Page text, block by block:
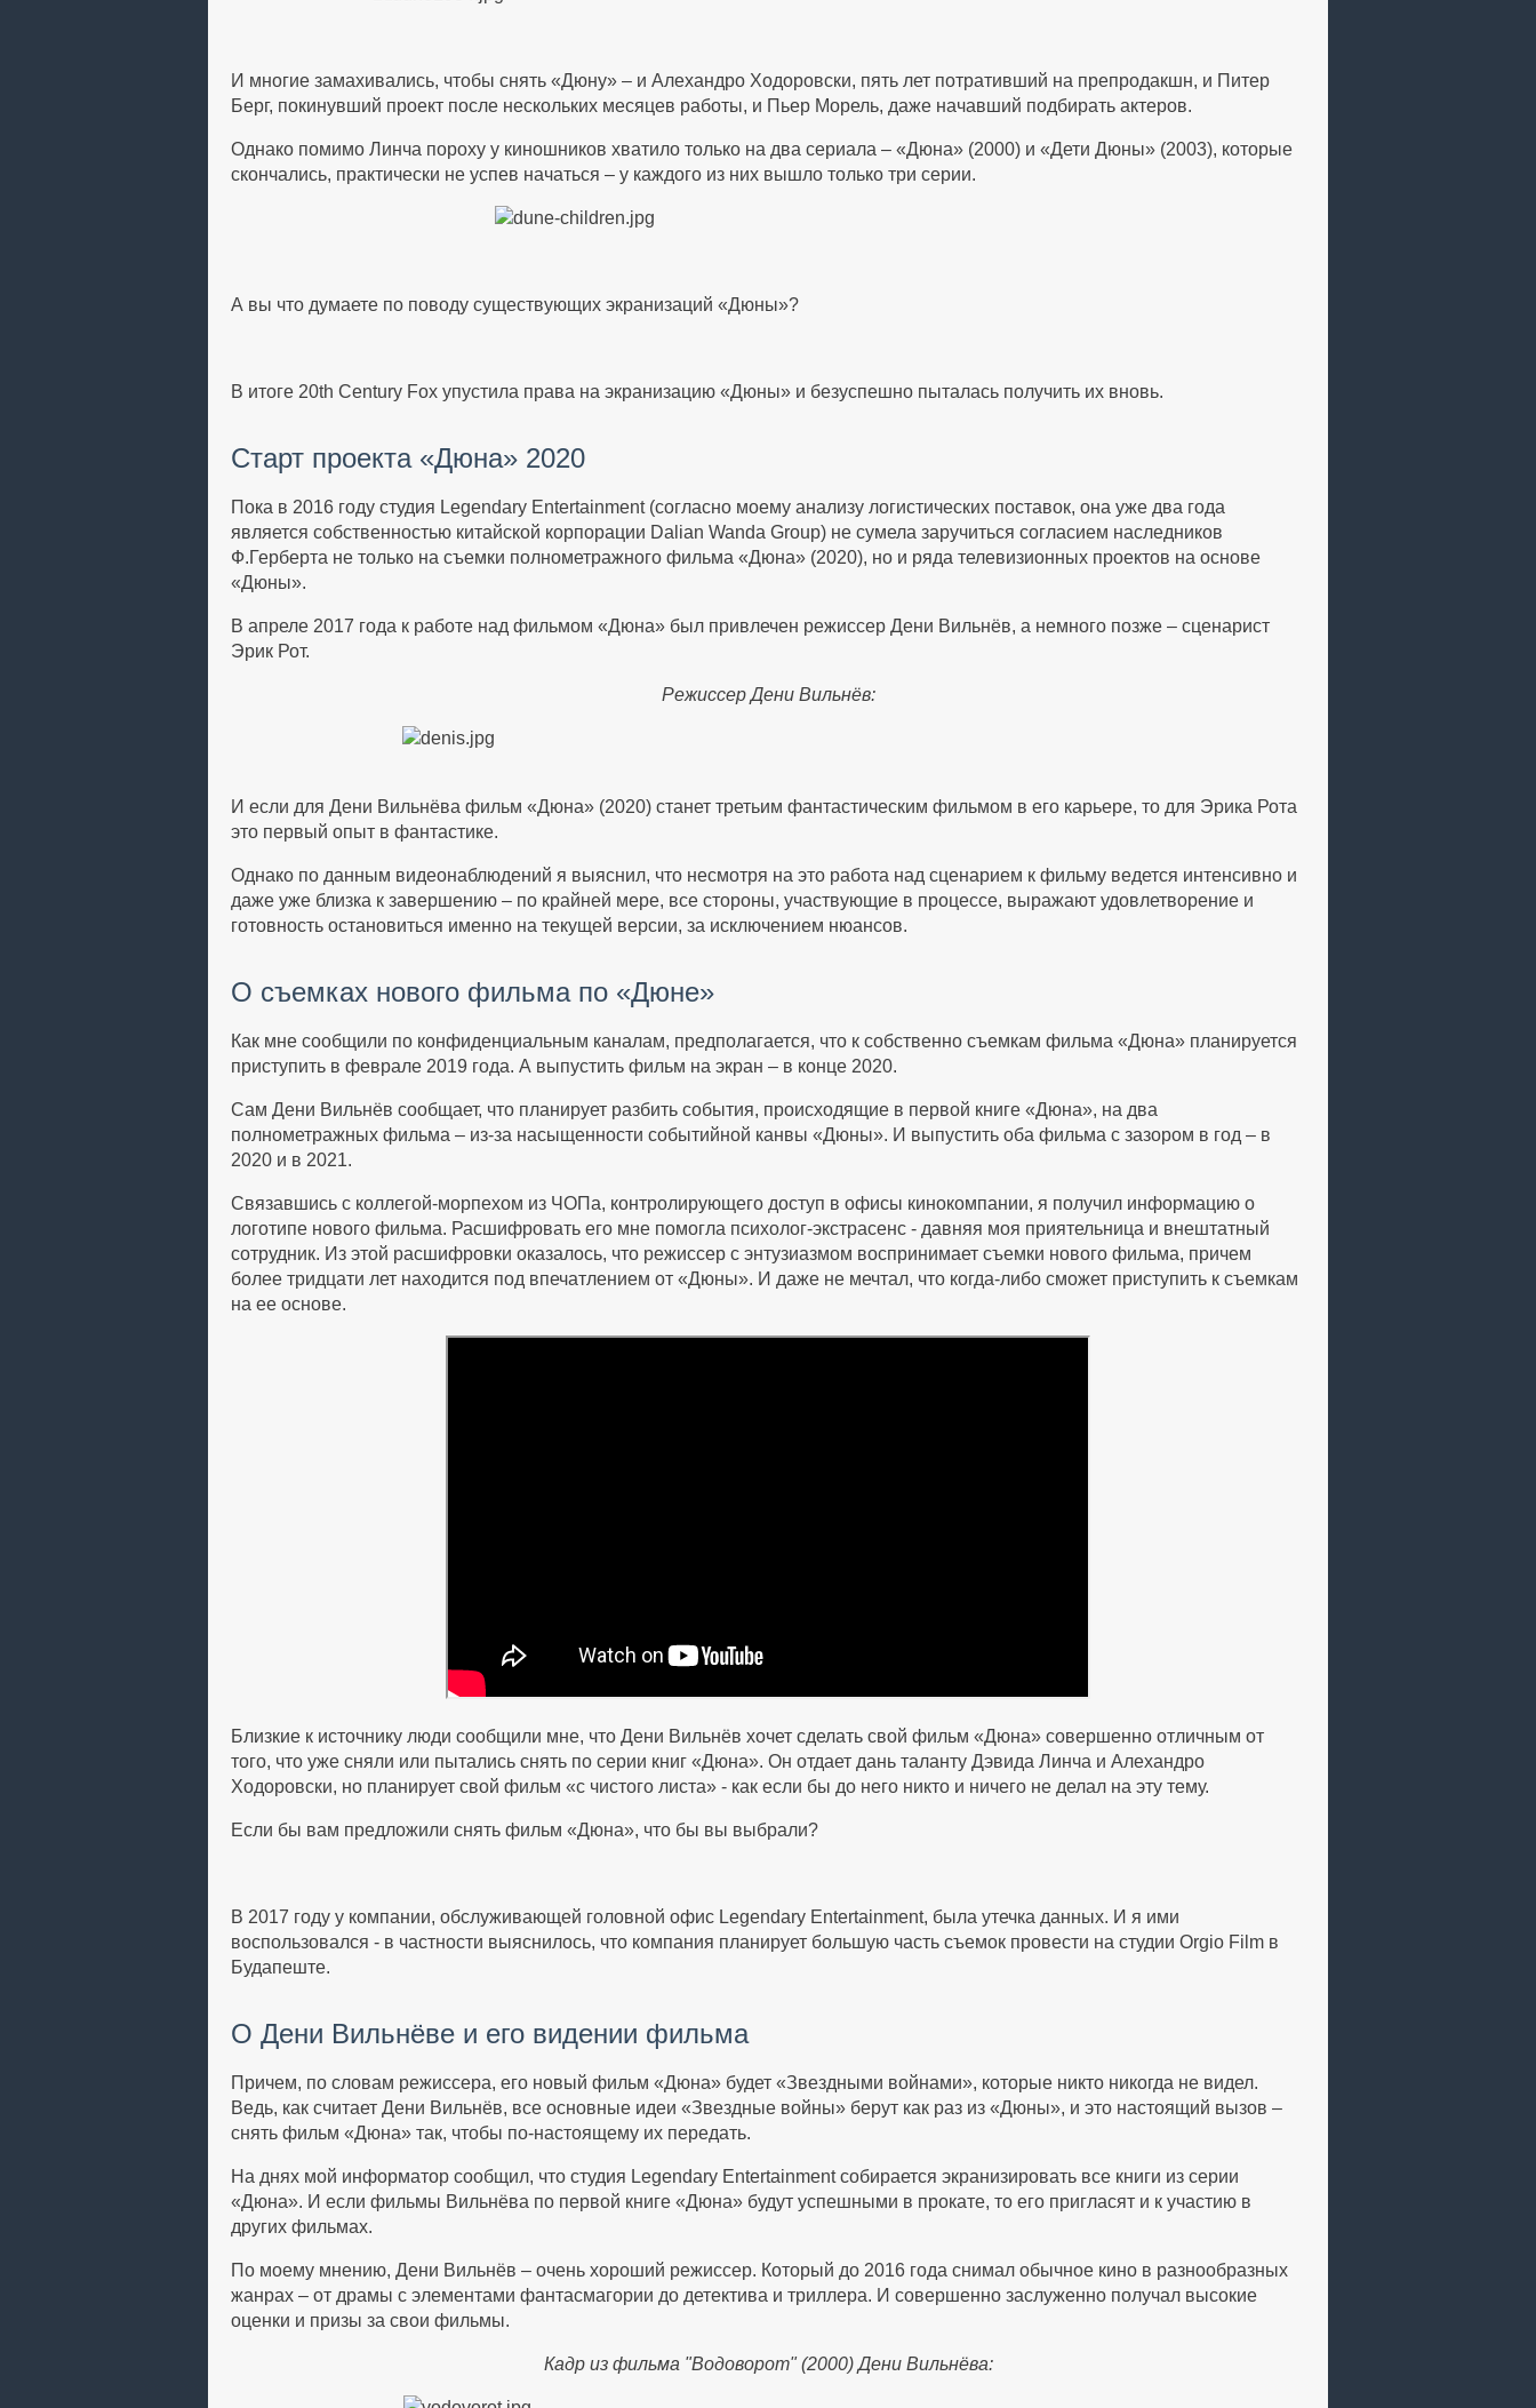
И многие замахивались, чтобы снять «Дюну» – и Алехандро Ходоровски, пять лет потративший на препродакшн, и Питер
Берг, покинувший проект после нескольких месяцев работы, и Пьер Морель, даже начавший подбирать актеров.
Однако помимо Линча пороху у киношников хватило только на два сериала – «Дюна» (2000) и «Дети Дюны» (2003), которые
скончались, практически не успев начаться – у каждого из них вышло только три серии.
А вы что думаете по поводу существующих экранизаций «Дюны»?
В итоге 20th Century Fox упустила права на экранизацию «Дюны» и безуспешно пыталась получить их вновь.
Старт проекта «Дюна» 2020
Пока в 2016 году студия Legendary Entertainment (согласно моему анализу логистических поставок, она уже два года
является собственностью китайской корпорации Dalian Wanda Group) не сумела заручиться согласием наследников
Ф.Герберта не только на съемки полнометражного фильма «Дюна» (2020), но и ряда телевизионных проектов на основе
«Дюны».
В апреле 2017 года к работе над фильмом «Дюна» был привлечен режиссер Дени Вильнёв, а немного позже – сценарист
Эрик Рот.
Режиссер Дени Вильнёв:
И если для Дени Вильнёва фильм «Дюна» (2020) станет третьим фантастическим фильмом в его карьере, то для Эрика Рота
это первый опыт в фантастике.
Однако по данным видеонаблюдений я выяснил, что несмотря на это работа над сценарием к фильму ведется интенсивно и
даже уже близка к завершению – по крайней мере, все стороны, участвующие в процессе, выражают удовлетворение и
готовность остановиться именно на текущей версии, за исключением нюансов.
О съемках нового фильма по «Дюне»
Как мне сообщили по конфиденциальным каналам, предполагается, что к собственно съемкам фильма «Дюна» планируется
приступить в феврале 2019 года. А выпустить фильм на экран – в конце 2020.
Сам Дени Вильнёв сообщает, что планирует разбить события, происходящие в первой книге «Дюна», на два
полнометражных фильма – из-за насыщенности событийной канвы «Дюны». И выпустить оба фильма с зазором в год – в
2020 и в 2021.
Связавшись с коллегой-морпехом из ЧОПа, контролирующего доступ в офисы кинокомпании, я получил информацию о
логотипе нового фильма. Расшифровать его мне помогла психолог-экстрасенс - давняя моя приятельница и внештатный
сотрудник. Из этой расшифровки оказалось, что режиссер с энтузиазмом воспринимает съемки нового фильма, причем
более тридцати лет находится под впечатлением от «Дюны». И даже не мечтал, что когда-либо сможет приступить к съемкам
на ее основе.
Близкие к источнику люди сообщили мне, что Дени Вильнёв хочет сделать свой фильм «Дюна» совершенно отличным от
того, что уже сняли или пытались снять по серии книг «Дюна». Он отдает дань таланту Дэвида Линча и Алехандро
Ходоровски, но планирует свой фильм «с чистого листа» - как если бы до него никто и ничего не делал на эту тему.
Если бы вам предложили снять фильм «Дюна», что бы вы выбрали?
В 2017 году у компании, обслуживающей головной офис Legendary Entertainment, была утечка данных. И я ими
воспользовался - в частности выяснилось, что компания планирует большую часть съемок провести на студии Orgio Film в
Будапеште.
О Дени Вильнёве и его видении фильма
Причем, по словам режиссера, его новый фильм «Дюна» будет «Звездными войнами», которые никто никогда не видел.
Ведь, как считает Дени Вильнёв, все основные идеи «Звездные войны» берут как раз из «Дюны», и это настоящий вызов –
снять фильм «Дюна» так, чтобы по-настоящему их передать.
На днях мой информатор сообщил, что студия Legendary Entertainment собирается экранизировать все книги из серии
«Дюна». И если фильмы Вильнёва по первой книге «Дюна» будут успешными в прокате, то его пригласят и к участию в
других фильмах.
По моему мнению, Дени Вильнёв – очень хороший режиссер. Который до 2016 года снимал обычное кино в разнообразных
жанрах – от драмы с элементами фантасмагории до детектива и триллера. И совершенно заслуженно получал высокие
оценки и призы за свои фильмы.
Кадр из фильма "Водоворот" (2000) Дени Вильнёва: